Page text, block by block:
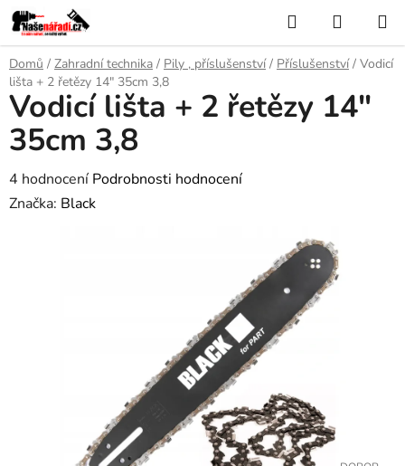
Přejít
na
obsah
Hledat
KOŠÍK
Domů / Zahradní technika / Pily , příslušenství / Příslušenství / Vodicí
lišta + 2 řetězy 14" 35cm 3,8
Vodicí lišta + 2 řetězy 14"
35cm 3,8
Průměrné
hodnocení
4 hodnocení Podrobnosti hodnocení
Značka: Black